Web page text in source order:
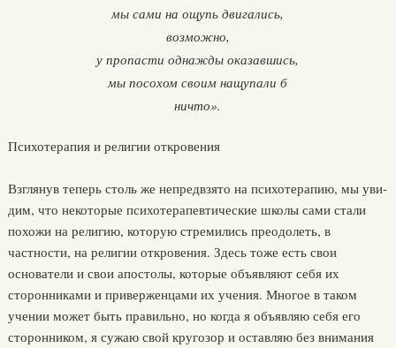
мы сами на ощупь двигались,
возможно,
у пропасти однажды оказавшись,
мы посохом своим нащупали б
ничто».
Психотерапия и религии откровения
Взглянув теперь столь же непредвзято на психотерапию, мы уви­
дим, что некоторые психотерапевтические школы сами стали
похо­жи на религию, которую стремились преодолеть, в
частности, на ре­лигии откровения. Здесь тоже есть свои
основатели и свои апосто­лы, которые объявляют себя их
сторонниками и приверженцами их учения. Многое в таком
учении может быть правильно, но когда я объявляю себя его
сторонником, я сужаю свой кругозор и оставляю без внимания